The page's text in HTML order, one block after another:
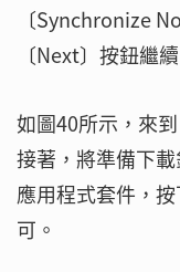
〔Synchronize
〔Next〕按鈕繼續
如圖40所示，來
接著，將準備下
應用程式套件，
可。